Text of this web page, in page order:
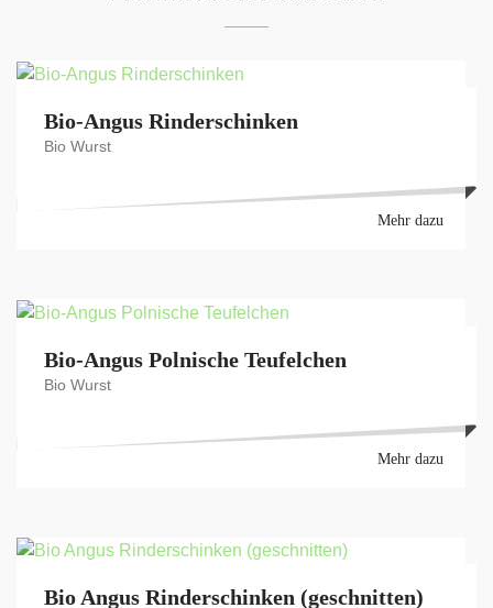
Bio-Angus Rinderschinken
Bio Wurst
Mehr dazu
Bio-Angus Polnische Teufelchen
Bio Wurst
Mehr dazu
Bio Angus Rinderschinken (geschnitten)